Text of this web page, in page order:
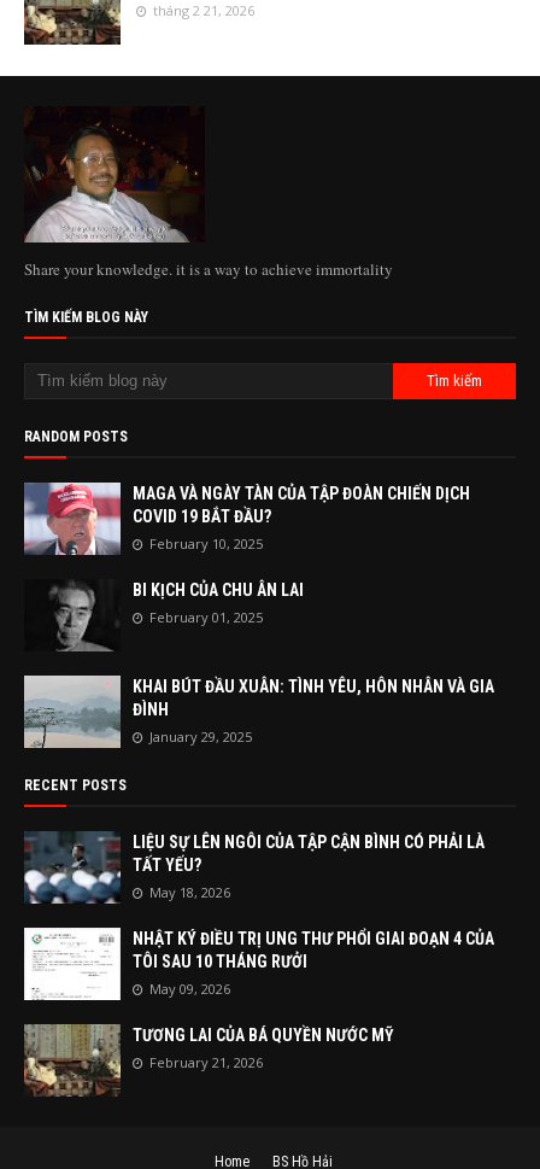
tháng 2 21, 2026
Share your knowledge. it is a way to achieve immortality
TÌM KIẾM BLOG NÀY
RANDOM POSTS
MAGA VÀ NGÀY TÀN CỦA TẬP ĐOÀN CHIẾN DỊCH
COVID 19 BẮT ĐẦU?
February 10, 2025
BI KỊCH CỦA CHU ÂN LAI
February 01, 2025
KHAI BÚT ĐẦU XUÂN: TÌNH YÊU, HÔN NHÂN VÀ GIA
ĐÌNH
January 29, 2025
RECENT POSTS
LIỆU SỰ LÊN NGÔI CỦA TẬP CẬN BÌNH CÓ PHẢI LÀ
TẤT YẾU?
May 18, 2026
NHẬT KÝ ĐIỀU TRỊ UNG THƯ PHỔI GIAI ĐOẠN 4 CỦA
TÔI SAU 10 THÁNG RƯỞI
May 09, 2026
TƯƠNG LAI CỦA BÁ QUYỀN NƯỚC MỸ
February 21, 2026
Home BS Hồ Hải